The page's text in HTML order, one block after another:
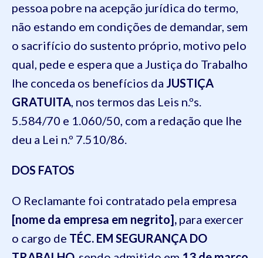
pessoa pobre na acepção jurídica do termo,
não estando em condições de demandar, sem
o sacrifício do sustento próprio, motivo pelo
qual, pede e espera que a Justiça do Trabalho
lhe conceda os benefícios da JUSTIÇA
GRATUITA, nos termos das Leis n.ºs.
5.584/70 e 1.060/50, com a redação que lhe
deu a Lei n.º 7.510/86.
DOS FATOS
O Reclamante foi contratado pela empresa
[nome da empresa em negrito], para exercer
o cargo de TÉC. EM SEGURANÇA DO